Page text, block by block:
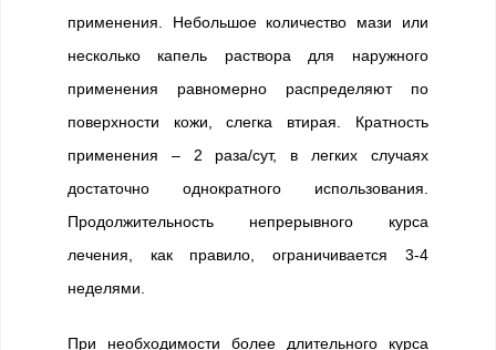
применения. Небольшое количество мази или
несколько капель раствора для наружного
применения равномерно распределяют по
поверхности кожи, слегка втирая. Кратность
применения – 2 раза/сут, в легких случаях
достаточно однократного использования.
Продолжительность непрерывного курса
лечения, как правило, ограничивается 3-4
неделями.
При необходимости более длительного курса